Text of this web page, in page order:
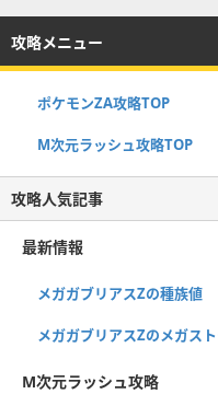
攻略メニュー
ポケモンZA攻略TOP
M次元ラッシュ攻略TOP
攻略人気記事
最新情報
メガガブリアスZの種族値
メガガブリアスZのメガス
M次元ラッシュ攻略